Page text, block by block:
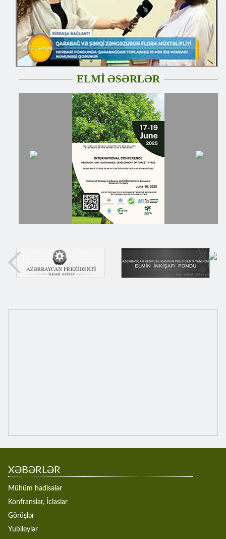
ELMİ ƏSƏRLƏR
XƏBƏRLƏR
Mühüm hadisələr
Konfranslar, İclaslar
Görüşlər
Yubileylər